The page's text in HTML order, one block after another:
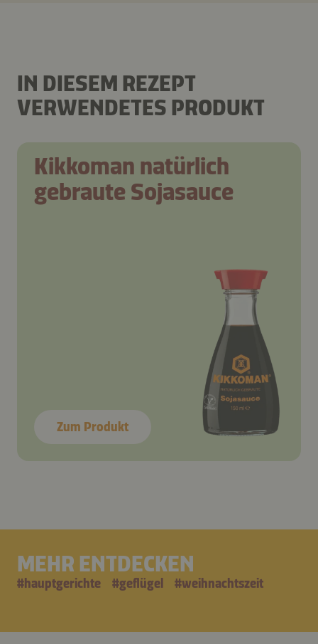
IN DIESEM REZEPT
VERWENDETES PRODUKT
Kikkoman natürlich
gebraute Sojasauce
Zum Produkt
MEHR ENTDECKEN
#hauptgerichte #geflügel #weihnachtszeit